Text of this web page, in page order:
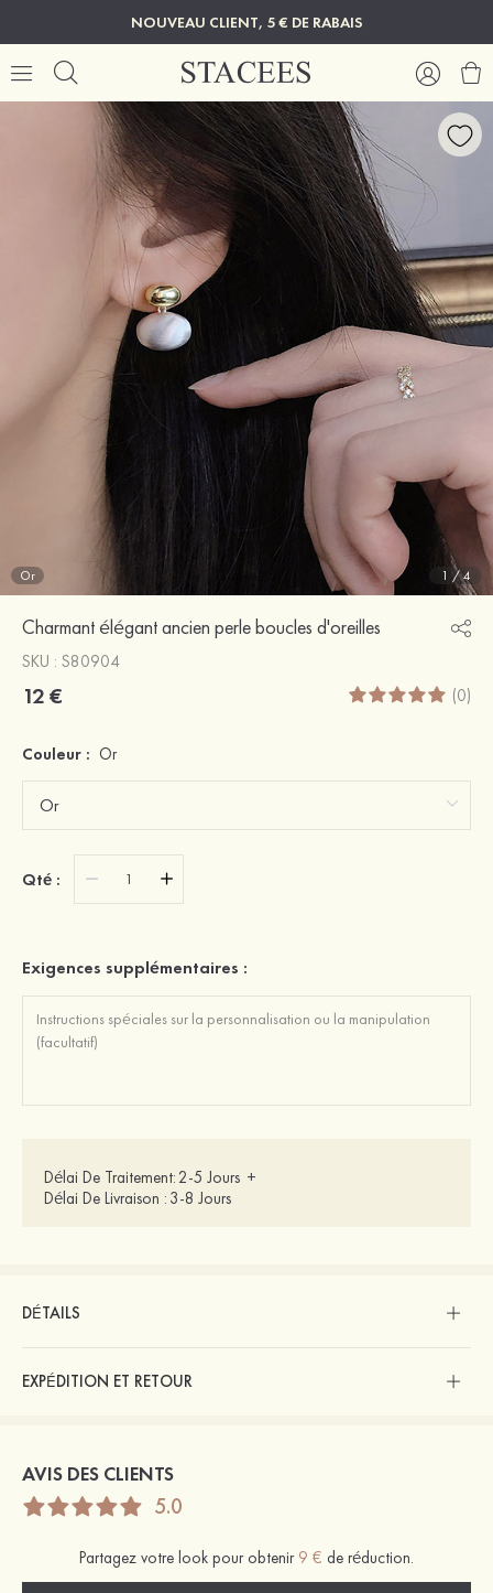
NOUVEAU CLIENT, 5 € DE RABAIS
Or 1 /4
Charmant élégant ancien perle boucles d'oreilles
SKU : S80904
12 € (0)
Couleur : Or
Qté :
Exigences supplémentaires :
Délai De Traitement: 2-5 Jours +
Délai De Livraison : 3-8 Jours
DÉTAILS
EXPÉDITION ET RETOUR
AVIS DES CLIENTS
5.0
Partagez votre look pour obtenir 9 € de réduction.